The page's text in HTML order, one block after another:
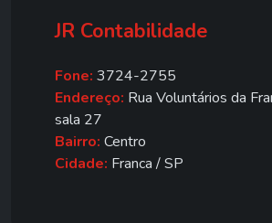
JR Contabilidade
Fone: 3724-2755
Endereço: Rua Voluntários da
sala 27
Bairro: Centro
Cidade: Franca / SP